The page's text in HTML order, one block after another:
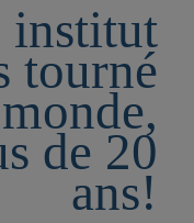
institut
tourné
de 20
ans!